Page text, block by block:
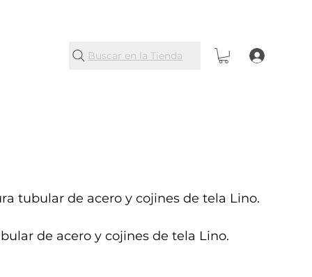
Buscar en la Tienda
tubular de acero y cojines de tela Lino.
de acero y cojines de tela Lino.